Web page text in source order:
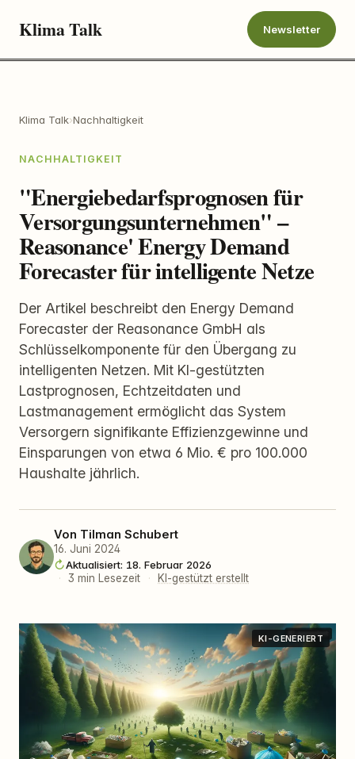
Klima Talk Newsletter
Klima Talk›Nachhaltigkeit
NACHHALTIGKEIT
"Energiebedarfsprognosen für
Versorgungsunternehmen" –
Reasonance' Energy Demand
Forecaster für intelligente Netze
Der Artikel beschreibt den Energy Demand
Forecaster der Reasonance GmbH als
Schlüsselkomponente für den Übergang zu
intelligenten Netzen. Mit KI‑gestützten
Lastprognosen, Echtzeitdaten und
Lastmanagement ermöglicht das System
Versorgern signifikante Effizienzgewinne und
Einsparungen von etwa 6 Mio. € pro 100.000
Haushalte jährlich.
Von Tilman Schubert
16. Juni 2024
Aktualisiert: 18. Februar 2026
·
3 min Lesezeit · KI-gestützt erstellt
KI-GENERIERT